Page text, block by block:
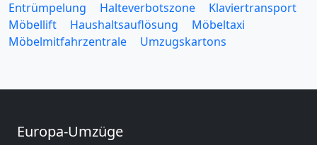
Entrümpelung
Halteverbotszone
Klaviertransport
Möbellift
Haushaltsauflösung
Möbeltaxi
Möbelmitfahrzentrale
Umzugskartons
Europa-Umzüge